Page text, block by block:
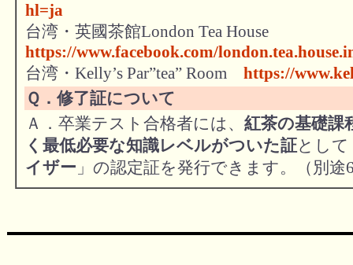
hl=ja
台湾・英國茶館London Tea House
https://www.facebook.com/
台湾・Kelly’s Par”tea” Room https://
Ｑ．修了証について
Ａ．卒業テスト合格者には、 紅茶の基礎課
く最低必要な知識レベルがついた証として
イザー 」の認定証を発行できます。（別途